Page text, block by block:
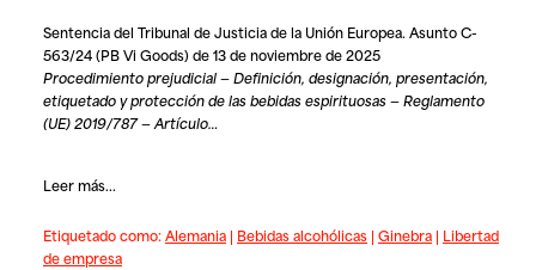
Sentencia del Tribunal de Justicia de la Unión Europea. Asunto C-
563/24 (PB Vi Goods) de 13 de noviembre de 2025
Procedimiento prejudicial — Definición, designación, presentación,
etiquetado y protección de las bebidas espirituosas — Reglamento
(UE) 2019/787 — Artículo…
Leer más...
Etiquetado como:Alemania| Bebidas alcohólicas| Ginebra| Libertad
de empresa